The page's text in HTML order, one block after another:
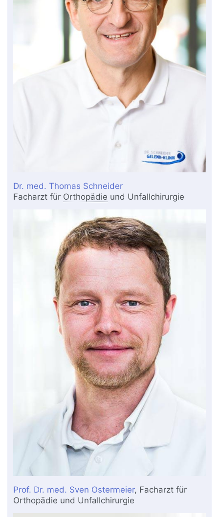
Dr. med. Thomas Schneider
Facharzt für Orthopädie und Unfallchirurgie
Prof. Dr. med. Sven Ostermeier, Facharzt für
Orthopädie und Unfallchirurgie